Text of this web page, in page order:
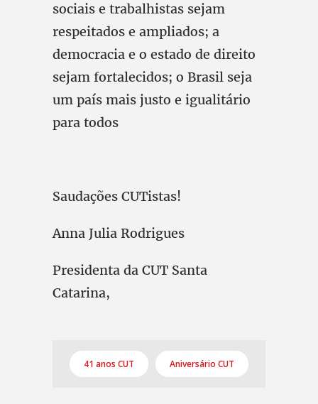
sociais e trabalhistas sejam
respeitados e ampliados; a
democracia e o estado de direito
sejam fortalecidos; o Brasil seja
um país mais justo e igualitário
para todos
Saudações CUTistas!
Anna Julia Rodrigues
Presidenta da CUT Santa
Catarina,
41 anos CUT Aniversário CUT